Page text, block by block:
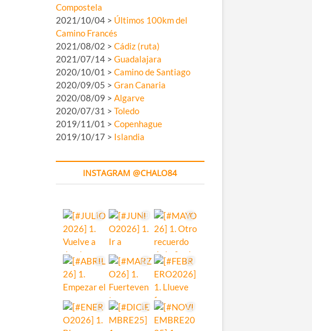
Compostela
2021/10/04 > Últimos 100km del
Camino Francés
2021/08/02 > Cádiz (ruta)
2021/07/14 > Guadalajara
2020/10/01 > Camino de Santiago
2020/09/05 > Gran Canaria
2020/08/09 > Algarve
2020/07/31 > Toledo
2019/11/01 > Copenhague
2019/10/17 > Islandia
INSTAGRAM @CHALO84